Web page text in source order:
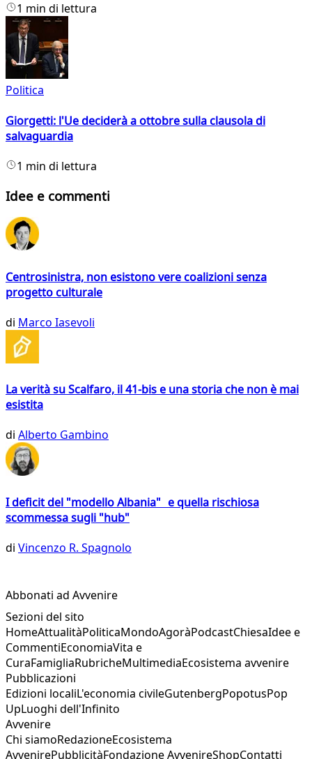
1 min di lettura
Politica
Giorgetti: l'Ue deciderà a ottobre sulla clausola di
salvaguardia
1 min di lettura
Idee e commenti
Centrosinistra, non esistono vere coalizioni senza
progetto culturale
di Marco Iasevoli
La verità su Scalfaro, il 41-bis e una storia che non è mai
esistita
di Alberto Gambino
I deficit del "modello Albania" e quella rischiosa
scommessa sugli "hub"
di Vincenzo R. Spagnolo
Abbonati ad Avvenire
Sezioni del sito
HomeAttualitàPoliticaMondoAgoràPodcastChiesaIdee e
CommentiEconomiaVita e
CuraFamigliaRubricheMultimediaEcosistema avvenire
Pubblicazioni
Edizioni localiL'economia civileGutenbergPopotusPop
UpLuoghi dell'Infinito
Avvenire
Chi siamoRedazioneEcosistema
AvvenirePubblicitàFondazione AvvenireShopContatti